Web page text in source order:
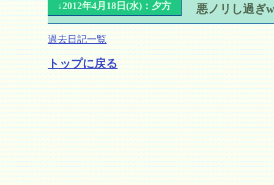
↓2012年4月18日(水)：夕方 悪ノリし過ぎ
過去日記一覧
トップに戻る